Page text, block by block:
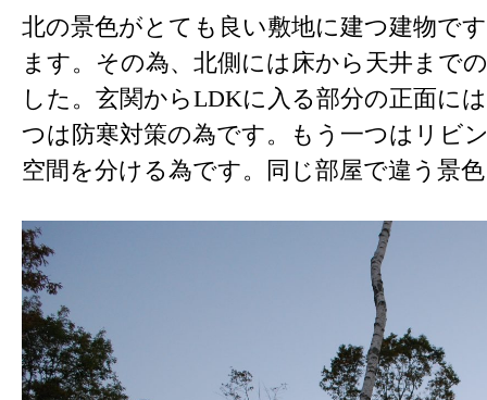
北の景色がとても良い敷地に建つ建物で
ます。その為、北側には床から天井まで
した。玄関からLDKに入る部分の正面に
つは防寒対策の為です。もう一つはリビ
空間を分ける為です。同じ部屋で違う景